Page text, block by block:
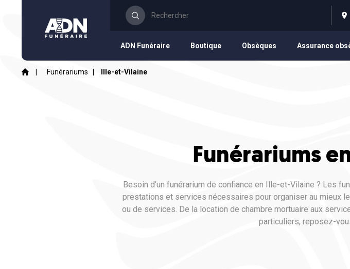
ADN Funéraire Boutique Obsèques Assurance
Funérariums Ille-et-Vilaine
Funérariums
Besoin d'un funérarium de confiance en Ille-et-Vilaine ? Les
prestations et services nécessaires pour organiser au mieux
ou de services. De la location de chambre mortuaire aux
particuliers, reposez-